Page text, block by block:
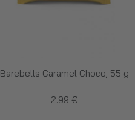
Barebells Caramel Choco, 55 g
2.99 €